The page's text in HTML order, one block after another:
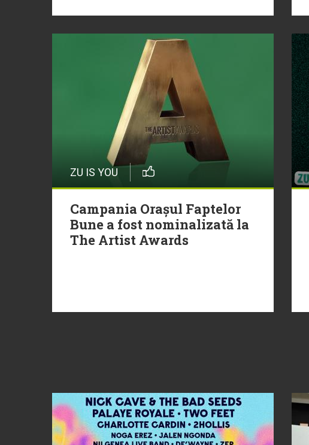
ZU IS YOU
Campania Orașul Faptelor
Bune a fost nominalizată la
The Artist Awards